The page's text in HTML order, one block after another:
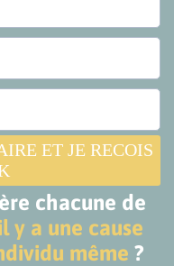
ET JE RECOIS
chacune de
y a une cause
même ?